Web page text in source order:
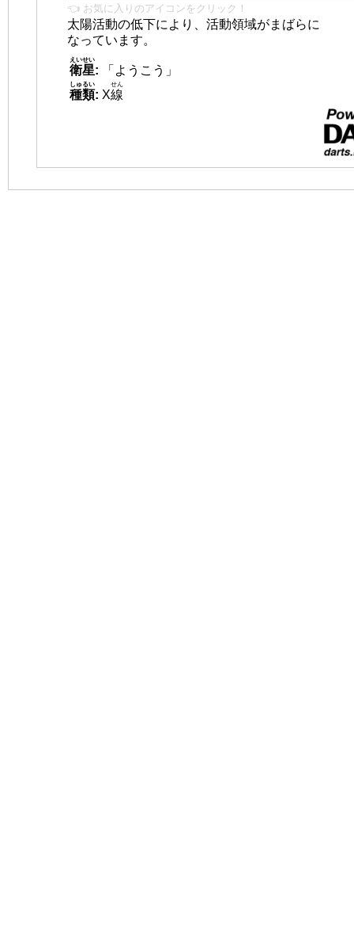
👈 お気に入りのアイコンをクリック！
太陽活動の低下により、活動領域がまばらに
なっています。
衛星
えいせい
:
「ようこう」
種類
しゅるい
: X線
せん